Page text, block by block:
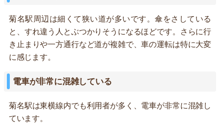
菊名駅周辺は細くて狭い道が多いです。傘をさしている
と、すれ違う人とぶつかりそうになるほどです。さらに行
き止まりや一方通行など道が複雑で、車の運転は特に大変
に感じます。
電車が非常に混雑している
菊名駅は東横線内でも利用者が多く、電車が非常に混雑し
ています。